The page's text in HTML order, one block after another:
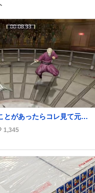
とがあったらコレ見て元気
外のギャグコメディ番組だ
スが入る
1,345